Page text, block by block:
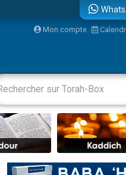
Mon compte
Livres